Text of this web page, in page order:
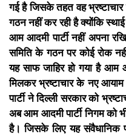
गई है जिसके तहत वह
गठन नहीं कर रही है क्योंकि
आम आदमी पार्टी नहीं अपना
समिति के गठन पर कोई रोक
यह साफ जाहिर हो गया है आम
मिलकर भ्रष्टाचार के नए
पार्टी ने दिल्ली सरकार को
अब आम आदमी पार्टी निगम को
है। जिसके लिए यह संवैधानिक